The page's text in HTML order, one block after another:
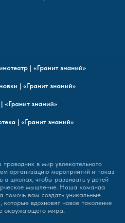
| «Гранит знаний»
| «Гранит знаний»
| «Гранит знаний»
| «Гранит знаний»
в мир увлекательного
организацию мероприятий и показ
в школах, чтобы развивать у детей
мышление. Наша команда
помочь вам создать уникальные
вдохновят новое поколение
окружающего мира.